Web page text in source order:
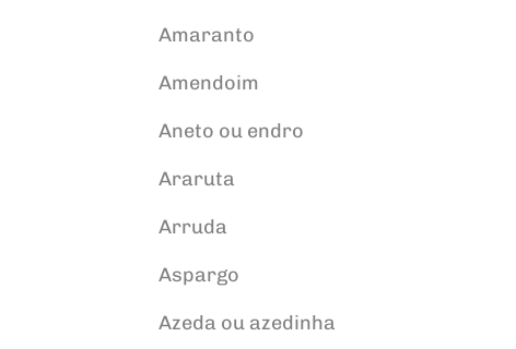
Amaranto
Amendoim
Aneto ou endro
Araruta
Arruda
Aspargo
Azeda ou azedinha